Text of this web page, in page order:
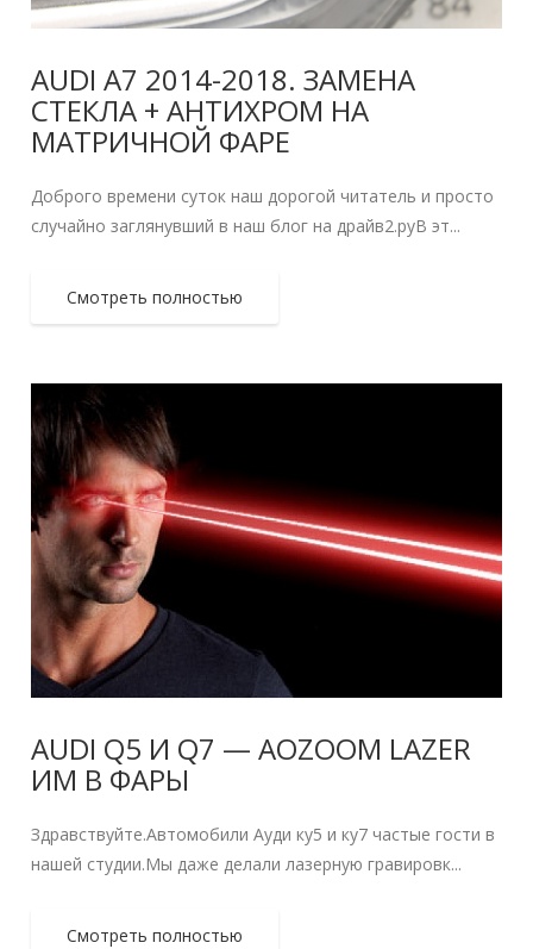
AUDI A7 2014-2018. ЗАМЕНА
СТЕКЛА + АНТИХРОМ НА
МАТРИЧНОЙ ФАРЕ
Доброго времени суток наш дорогой читатель и просто
случайно заглянувший в наш блог на драйв2.руВ эт...
Смотреть полностью
AUDI Q5 И Q7 — AOZOOM LAZER
ИМ В ФАРЫ
Здравствуйте.Автомобили Ауди ку5 и ку7 частые гости в
нашей студии.Мы даже делали лазерную гравировк...
Смотреть полностью